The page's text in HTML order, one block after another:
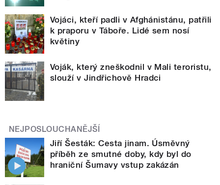
Vojáci, kteří padli v Afghánistánu, patřili
k praporu v Táboře. Lidé sem nosí
květiny
Voják, který zneškodnil v Mali teroristu,
slouží v Jindřichově Hradci
NEJPOSLOUCHANĚJŠÍ
Jiří Šesták: Cesta jinam. Úsměvný
příběh ze smutné doby, kdy byl do
hraniční Šumavy vstup zakázán